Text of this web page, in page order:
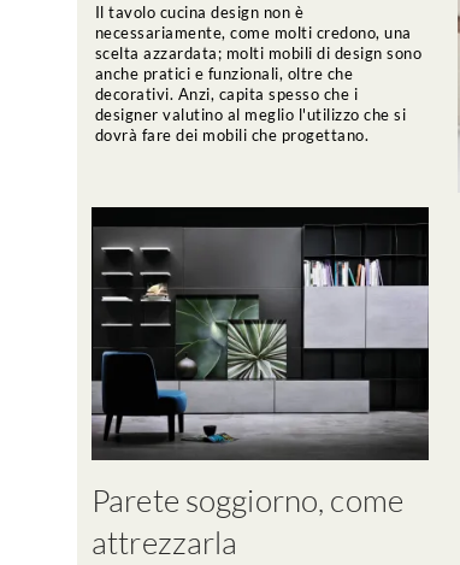
Il tavolo cucina design non è
necessariamente, come molti credono, una
scelta azzardata; molti mobili di design sono
anche pratici e funzionali, oltre che
decorativi. Anzi, capita spesso che i
designer valutino al meglio l'utilizzo che si
dovrà fare dei mobili che progettano.
Parete soggiorno, come
attrezzarla